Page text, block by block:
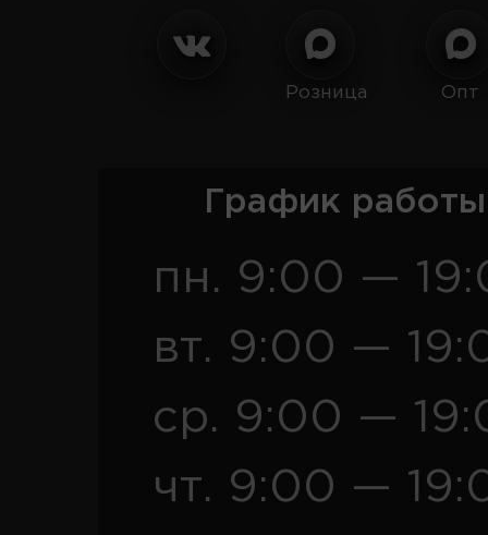
Розница Опт
График
пн. 9:00 —
вт. 9:00 —
ср. 9:00 —
чт. 9:00 —